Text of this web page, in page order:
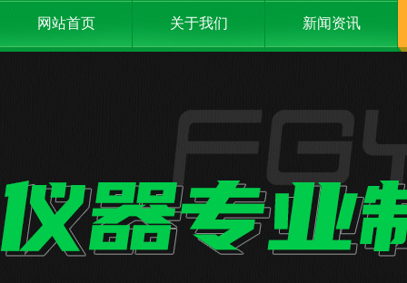
网站首页 关于我们 新闻资讯